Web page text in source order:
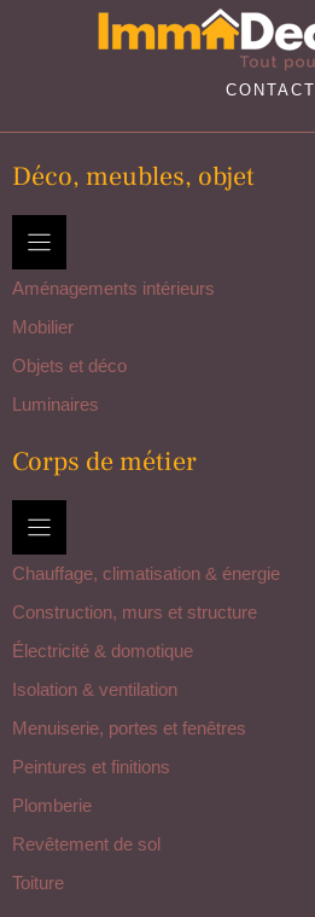
CONTACT
Déco, meubles, objet
Aménagements intérieurs
Mobilier
Objets et déco
Luminaires
Corps de métier
Chauffage, climatisation & énergie
Construction, murs et structure
Électricité & domotique
Isolation & ventilation
Menuiserie, portes et fenêtres
Peintures et finitions
Plomberie
Revêtement de sol
Toiture